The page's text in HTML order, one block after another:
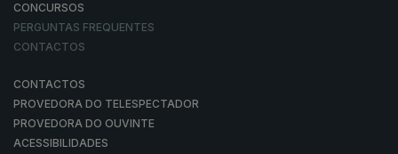
CONCURSOS
PERGUNTAS FREQUENTES
CONTACTOS
CONTACTOS
PROVEDORA DO TELESPECTADOR
PROVEDORA DO OUVINTE
ACESSIBILIDADES